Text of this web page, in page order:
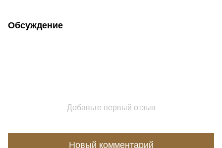
Обсуждение
Добавьте первый отзыв
Новый комментарий